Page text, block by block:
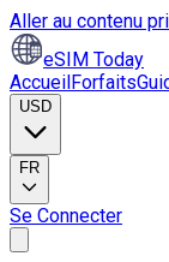
Aller au contenu
eSIM Today
AccueilForfaits
USD
FR
Se Connecter